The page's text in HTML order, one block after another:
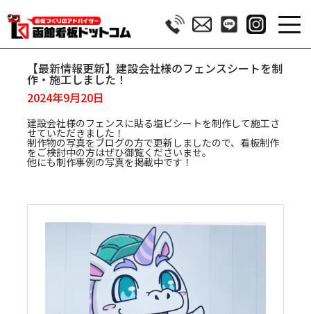
【最新情報更新】建設会社様のフェンスシートを制
作・施工しました！
2024年9月20日
建設会社様のフェンスに貼る塩ビシートを制作して施工さ
せていただきました！
制作物の写真をブログの方で更新しましたので、看板制作
をご検討中の方はぜひ御覧くださいませ。
他にも制作事例の写真を掲載中です！